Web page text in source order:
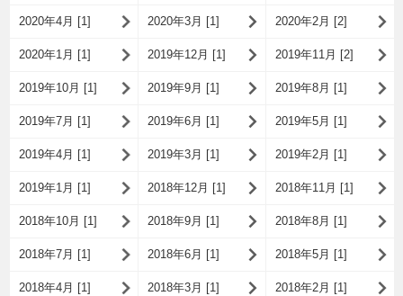
2020年4月 [1] 2020年3月 [1] 2020年2月 [2]
2020年1月 [1] 2019年12月 [1] 2019年11月 [2]
2019年10月 [1] 2019年9月 [1] 2019年8月 [1]
2019年7月 [1] 2019年6月 [1] 2019年5月 [1]
2019年4月 [1] 2019年3月 [1] 2019年2月 [1]
2019年1月 [1] 2018年12月 [1] 2018年11月 [1]
2018年10月 [1] 2018年9月 [1] 2018年8月 [1]
2018年7月 [1] 2018年6月 [1] 2018年5月 [1]
2018年4月 [1] 2018年3月 [1] 2018年2月 [1]